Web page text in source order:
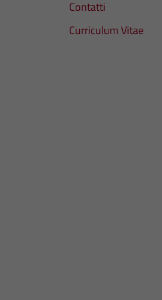
Contatti
Curriculum Vitae